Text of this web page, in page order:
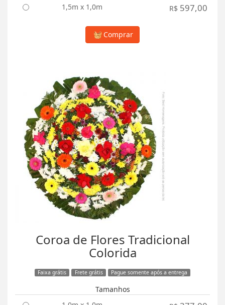
1,5m x 1,0m R$ 597,00
Comprar
Coroa de Flores Tradicional
Colorida
Faixa grátis Frete grátis Pague somente após a entrega
Tamanhos